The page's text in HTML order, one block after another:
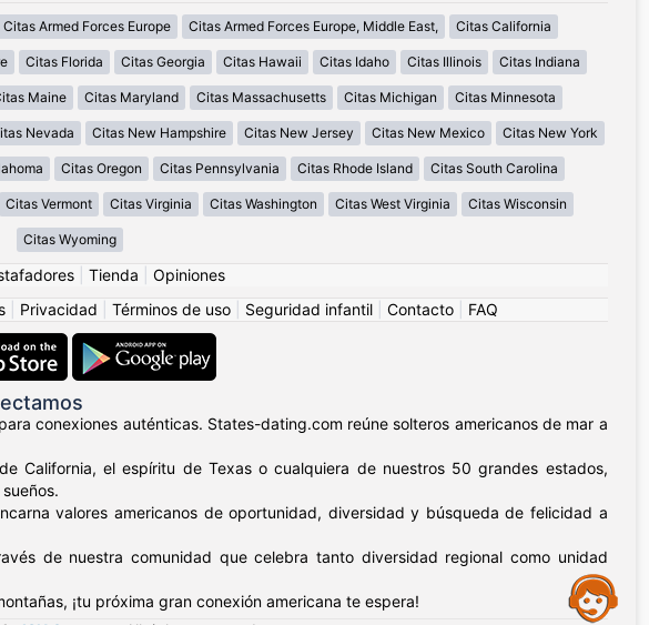
Citas Armed Forces Europe Citas Armed Forces Europe, Middle East, Citas California
Citas Florida Citas Georgia Citas Hawaii Citas Idaho Citas Illinois Citas Indiana
Maine Citas Maryland Citas Massachusetts Citas Michigan Citas Minnesota
Nevada Citas New Hampshire Citas New Jersey Citas New Mexico Citas New York
Citas Oregon Citas Pennsylvania Citas Rhode Island Citas South Carolina
Citas Vermont Citas Virginia Citas Washington Citas West Virginia Citas Wisconsin
Citas Wyoming
Tienda
Opiniones
Privacidad Términos de uso Seguridad infantil Contacto FAQ
conexiones auténticas. States-dating.com reúne solteros americanos de mar a
California, el espíritu de Texas o cualquiera de nuestros 50 grandes estados,
valores americanos de oportunidad, diversidad y búsqueda de felicidad a
de nuestra comunidad que celebra tanto diversidad regional como unidad
¡tu próxima gran conexión americana te espera!